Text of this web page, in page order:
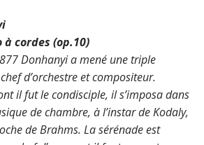
cordes (op.10)
Donhanyi a mené une triple
d’orchestre et compositeur.
il fut le condisciple, il s’imposa dans
de chambre, à l’instar de Kodaly,
de Brahms. La sérénade est